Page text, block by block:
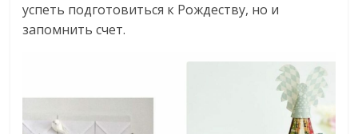
успеть подготовиться к Рождеству, но и
запомнить счет.